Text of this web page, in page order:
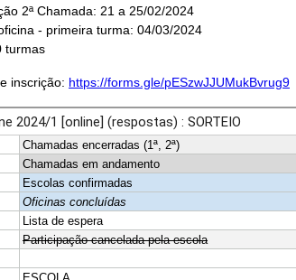
2ª Chamada: 21 a 25/02/2024
- primeira turma: 04/03/2024
turmas
inscrição: https://forms.gle/pESzwJJUMukBvrug9